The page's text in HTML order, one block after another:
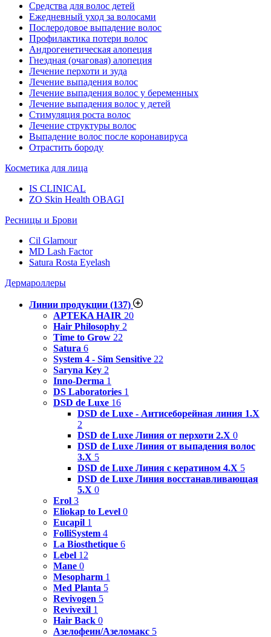
Средства для волос детей
Ежедневный уход за волосами
Послеродовое выпадение волос
Профилактика потери волос
Андрогенетическая алопеция
Гнездная (очаговая) алопеция
Лечение перхоти и зуда
Лечение выпадения волос
Лечение выпадения волос у беременных
Лечение выпадения волос у детей
Стимуляция роста волос
Лечение структуры волос
Выпадение волос после коронавируса
Отрастить бороду
Косметика для лица
IS CLINICAL
ZO Skin Health OBAGI
Ресницы и Брови
Cil Glamour
MD Lash Factor
Satura Rosta Eyelash
Дермароллеры
Линии продукции (137)
APTEKA HAIR 20
Hair Philosophy 2
Time to Grow 22
Satura 6
System 4 - Sim Sensitive 22
Saryna Key 2
Inno-Derma 1
DS Laboratories 1
DSD de Luxe 16
DSD de Luxe - Антисеборейная линия 1.X
2
DSD de Luxe Линия от перхоти 2.Х 0
DSD de Luxe Линия от выпадения волос
3.Х 5
DSD de Luxe Линия с кератином 4.Х 5
DSD de Luxe Линия восстанавливающая
5.Х 0
Erol 3
Eliokap to Level 0
Eucapil 1
FolliSystem 4
La Biosthetique 6
Lebel 12
Mane 0
Mesopharm 1
Med Planta 5
Revivogen 5
Revivexil 1
Hair Back 0
Азелофеин/Aзеломакс 5